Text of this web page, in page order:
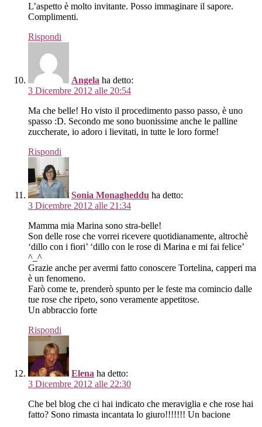
L’aspetto è molto invitante. Posso immaginare il sapore.
Complimenti.
Rispondi
Angela ha detto:
3 Dicembre 2012 alle 20:54
Ma che belle! Ho visto il procedimento passo passo, è uno
spasso :D. Secondo me sono buonissime anche le palline
zuccherate, io adoro i lievitati, in tutte le loro forme!
Rispondi
Sonia Monagheddu ha detto:
3 Dicembre 2012 alle 21:34
Mamma mia Marina sono stra-belle!
Son delle rose che vorrei ricevere quotidianamente, altrochè
‘dillo con i fiori’ ‘dillo con le rose di Marina e mi fai felice’
^_^
Grazie anche per avermi fatto conoscere Tortelina, capperi ma
è un fenomeno.
Farò come te, prenderò spunto per le feste ma comincio dalle
tue rose che ripeto, sono veramente appetitose.
Un abbraccio forte
Rispondi
Elena ha detto:
3 Dicembre 2012 alle 22:30
Che bel blog che ci hai indicato che meraviglia e che rose hai
fatto? Sono rimasta incantata lo giuro!!!!!!! Un bacione